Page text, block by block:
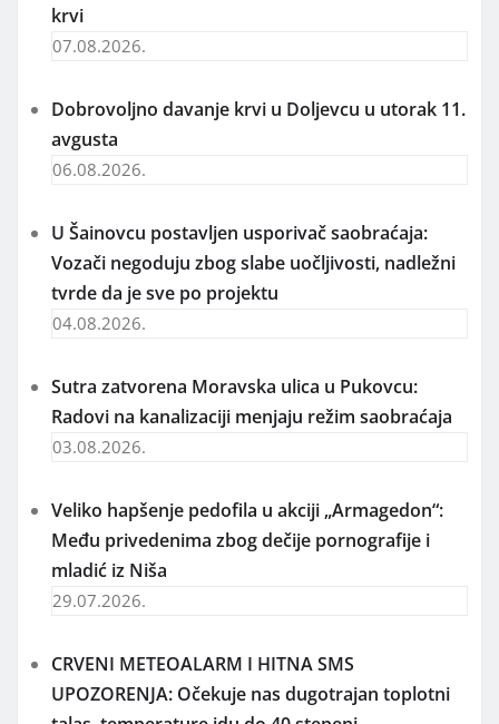
krvi
07.08.2026.
Dobrovoljno davanje krvi u Doljevcu u utorak 11.
avgusta
06.08.2026.
U Šainovcu postavljen usporivač saobraćaja:
Vozači negoduju zbog slabe uočljivosti, nadležni
tvrde da je sve po projektu
04.08.2026.
Sutra zatvorena Moravska ulica u Pukovcu:
Radovi na kanalizaciji menjaju režim saobraćaja
03.08.2026.
Veliko hapšenje pedofila u akciji „Armagedon“:
Među privedenima zbog dečije pornografije i
mladić iz Niša
29.07.2026.
CRVENI METEOALARM I HITNA SMS
UPOZORENJA: Očekuje nas dugotrajan toplotni